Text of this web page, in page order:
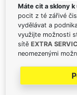
Máte cit a sklony k
pocit z té zářivé
vydělávat a
využijte možnosti
sítě EXTRA
neomezenými